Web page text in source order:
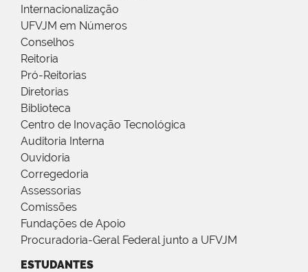
Internacionalização
UFVJM em Números
Conselhos
Reitoria
Pró-Reitorias
Diretorias
Biblioteca
Centro de Inovação Tecnológica
Auditoria Interna
Ouvidoria
Corregedoria
Assessorias
Comissões
Fundações de Apoio
Procuradoria-Geral Federal junto a UFVJM
ESTUDANTES